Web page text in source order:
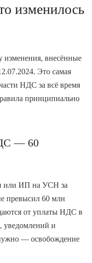
изменилось
изменения, внесённые
Это самая
НДС за всё время
принципиально
— 60
или ИП на УСН за
превысил 60 млн
от уплаты НДС в
уведомлений и
— освобождение